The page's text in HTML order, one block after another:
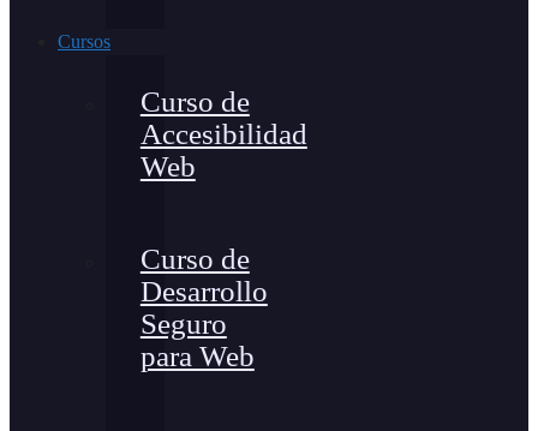
Cursos
Curso de
Accesibilidad
Web
Curso de
Desarrollo
Seguro
para Web